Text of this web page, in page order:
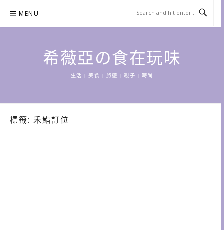
content
MENU
希薇亞の食在玩味
生活 | 美食 | 旅遊 | 親子 | 時尚
標籤: 禾鮨訂位